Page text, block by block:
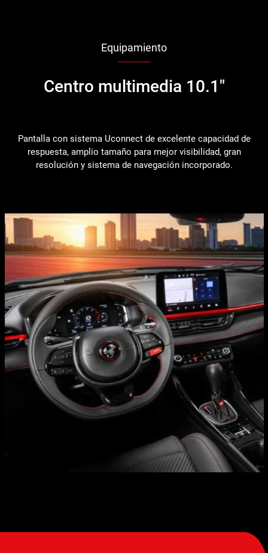
Equipamiento
Centro multimedia 10.1"
Pantalla con sistema Uconnect de excelente capacidad de
respuesta, amplio tamaño para mejor visibilidad, gran
resolución y sistema de navegación incorporado.